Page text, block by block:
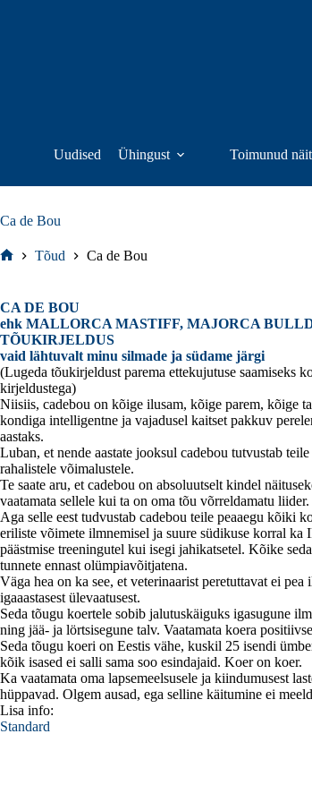
Uudised Ühingust Toimunud
Ca de Bou
Tõud Ca de Bou
CA DE BOU
ehk MALLORCA MASTIFF, MAJORCA
TÕUKIRJELDUS
vaid lähtuvalt minu silmade ja südame järgi
(Lugeda tõukirjeldust parema ettekujutuse saamiseks
kirjeldustega)
Niisiis, cadebou on kõige ilusam, kõige parem, kõige
kondiga intelligentne ja vajadusel kaitset pakkuv
aastaks.
Luban, et nende aastate jooksul cadebou tutvustab
rahalistele võimalustele.
Te saate aru, et cadebou on absoluutselt kindel
vaatamata sellele kui ta on oma tõu võrreldamatu liider.
Aga selle eest tudvustab cadebou teile peaaegu kõiki
eriliste võimete ilmnemisel ja suure südikuse korral ka
päästmise treeningutel kui isegi jahikatsetel. Kõike
tunnete ennast olümpiavõitjatena.
Väga hea on ka see, et veterinaarist peretuttavat ei
igaaastasest ülevaatusest.
Seda tõugu koertele sobib jalutuskäiguks igasugune
ning jää- ja lörtsisegune talv. Vaatamata koera
Seda tõugu koeri on Eestis vähe, kuskil 25 isendi
kõik isased ei salli sama soo esindajaid. Koer on koer.
Ka vaatamata oma lapsemeelsusele ja kiindumusest
hüppavad. Olgem ausad, ega selline käitumine ei
Lisa info:
Standard